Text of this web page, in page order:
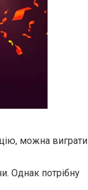
можна виграти
Однак потрібну